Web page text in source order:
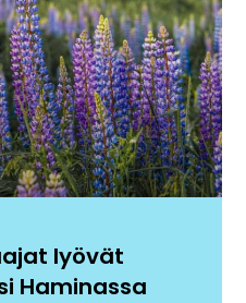
lyövät
Haminassa